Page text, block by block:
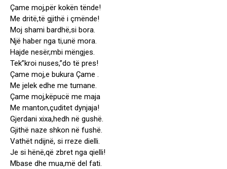
Çame moj,për kokën tënde!
Me dritë,të gjithë i çmënde!
Moj shami bardhë,si bora.
Një haber nga ti,unë mora.
Hajde nesër,mbi mëngjes.
Tek”kroi nuses,”do të pres!
Çame moj,e bukura Çame .
Me jelek edhe me tumane.
Çame moj,këpucë me maja
Me manton,çuditet dynjaja!
Gjerdani xixa,hedh në gushë.
Gjithë naze shkon në fushë.
Vathët ndijnë, si rreze dielli.
Je si hënë,që zbret nga qielli!
Mbase dhe mua,më del fati.